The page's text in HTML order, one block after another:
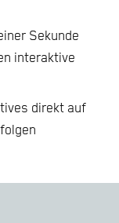
Sekunde
interaktive
direkt auf